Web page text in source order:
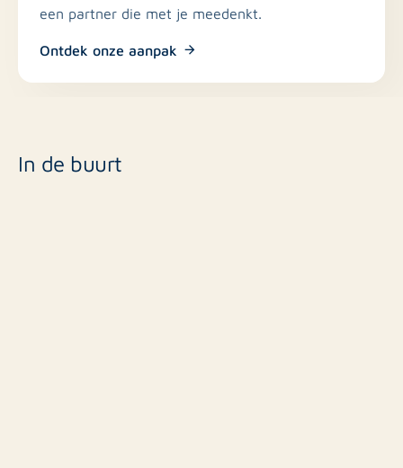
een partner die met je meedenkt.
Ontdek onze aanpak
In de buurt